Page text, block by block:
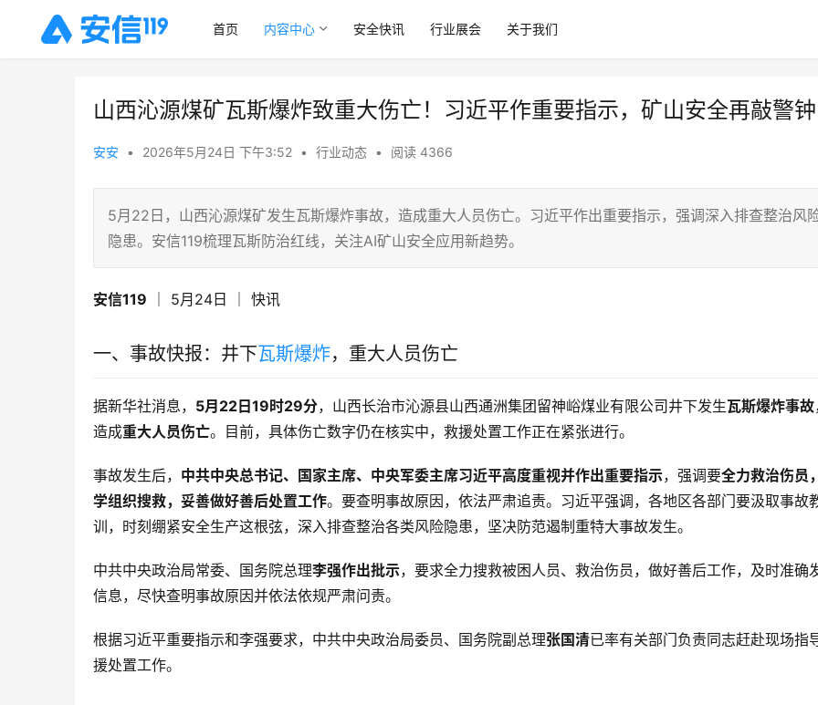
首页 内容中心 安全快讯 行业展会 关于我们
山西沁源煤矿瓦斯爆炸致重大伤亡！习近平作重要指示，矿山安全再敲警钟
安安 • 2026年5月24日 下午3:52 • 行业动态 • 阅读 4366
5月22日，山西沁源煤矿发生瓦斯爆炸事故，造成重大人员伤亡。习近平作出重要指示，强调深入排查整治风
隐患。安信119梳理瓦斯防治红线，关注AI矿山安全应用新趋势。
安信119 ｜ 5月24日 ｜ 快讯
一、事故快报：井下瓦斯爆炸，重大人员伤亡
据新华社消息， 5月22日19时29分，山西长治市沁源县山西通洲集团留神峪煤业有限公司井下发生瓦斯爆炸事故
造成重大人员伤亡。目前，具体伤亡数字仍在核实中，救援处置工作正在紧张进行。
事故发生后， 中共中央总书记、国家主席、中央军委主席习近平高度重视并作出重要指示，强调要全力救治伤员
学组织搜救，妥善做好善后处置工作。要查明事故原因，依法严肃追责。习近平强调，各地区各部门要汲取事故
训，时刻绷紧安全生产这根弦，深入排查整治各类风险隐患，坚决防范遏制重特大事故发生。
中共中央政治局常委、国务院总理李强作出批示，要求全力搜救被困人员、救治伤员，做好善后工作，及时准确
信息，尽快查明事故原因并依法依规严肃问责。
根据习近平重要指示和李强要求，中共中央政治局委员、国务院副总理张国清已率有关部门负责同志赶赴现场指
援处置工作。